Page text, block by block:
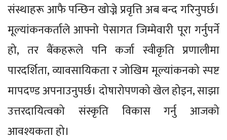
संस्थाहरू आफै पन्छिन खोज्ने प्रवृत्ति अब बन्द गरिनुपर्छ।
मूल्यांकनकर्ताले आफ्नो पेसागत जिम्मेवारी पूरा गर्नुपर्ने
हो, तर बैंकहरूले पनि कर्जा स्वीकृति प्रणालीमा
पारदर्शिता, व्यावसायिकता र जोखिम मूल्यांकनको स्पष्ट
मापदण्ड अपनाउनुपर्छ। दोषारोपणको खेल होइन, साझा
उत्तरदायित्वको संस्कृति विकास गर्नु आजको
आवश्यकता हो।